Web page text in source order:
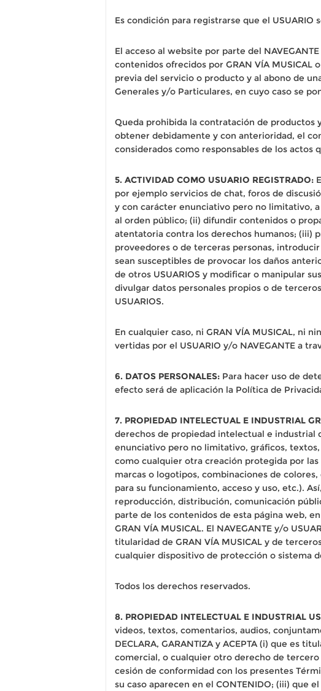
Es condición para registrarse que el USUARIO
El acceso al website por parte del
contenidos ofrecidos por GRAN VÍA
previa del servicio o producto y al abono de
Generales y/o Particulares, en cuyo caso se
Queda prohibida la contratación de productos
obtener debidamente y con anterioridad, el
considerados como responsables de los actos
5. ACTIVIDAD COMO USUARIO REGISTRADO:
por ejemplo servicios de chat, foros de
y con carácter enunciativo pero no limitativo,
al orden público; (ii) difundir contenidos o
atentatoria contra los derechos humanos; (iii)
proveedores o de terceras personas,
sean susceptibles de provocar los daños
de otros USUARIOS y modificar o manipular
divulgar datos personales propios o de
USUARIOS.
En cualquier caso, ni GRAN VÍA MUSICAL, ni
vertidas por el USUARIO y/o NAVEGANTE a
6. DATOS PERSONALES: Para hacer uso de
efecto será de aplicación la Política de
7. PROPIEDAD INTELECTUAL E INDUSTRIAL
derechos de propiedad intelectual e industrial
enunciativo pero no limitativo, gráficos,
como cualquier otra creación protegida por
marcas o logotipos, combinaciones de
para su funcionamiento, acceso y uso, etc.).
reproducción, distribución, comunicación
parte de los contenidos de esta página web,
GRAN VÍA MUSICAL. El NAVEGANTE y/o
titularidad de GRAN VÍA MUSICAL y de
cualquier dispositivo de protección o sistema
Todos los derechos reservados.
8. PROPIEDAD INTELECTUAL E INDUSTRIAL
videos, textos, comentarios, audios,
DECLARA, GARANTIZA y ACEPTA (i) que es
comercial, o cualquier otro derecho de
cesión de conformidad con los presentes
su caso aparecen en el CONTENIDO; (iii) que